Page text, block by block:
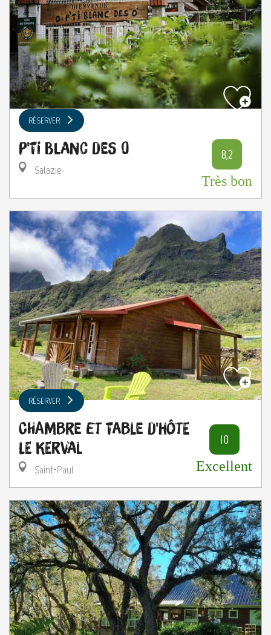
RÉSERVER
P'ti Blanc des O
Salazie
8,2
Très bon
RÉSERVER
Chambre et Table d'Hôte
Le Kerval
Saint-Paul
10
Excellent